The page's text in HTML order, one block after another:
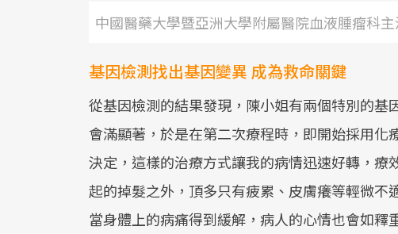
中國醫藥大學暨亞洲大學附屬醫院血液腫瘤科主
基因檢測找出基因變異 成為救命關鍵
從基因檢測的結果發現，陳小姐有兩個特別的
會滿顯著，於是在第二次療程時，即開始採用
決定，這樣的治療方式讓我的病情迅速好轉，
起的掉髮之外，頂多只有疲累、皮膚癢等輕微不
當身體上的病痛得到緩解，病人的心情也會如